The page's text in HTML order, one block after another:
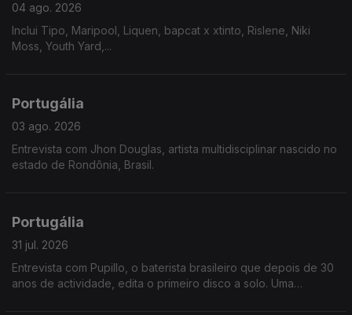
04 ago. 2026
Inclui Tipo, Maripool, Liquen, bapcat x xtinto, Rislene, Niki
Moss, Youth Yard,...
Portugália
03 ago. 2026
Entrevista com Jhon Douglas, artista multidisciplinar nascido no
estado de Rondônia, Brasil.
Portugália
31 jul. 2026
Entrevista com Pupillo, o baterista brasileiro que depois de 30
anos de actividade, edita o primeiro disco a solo. Uma